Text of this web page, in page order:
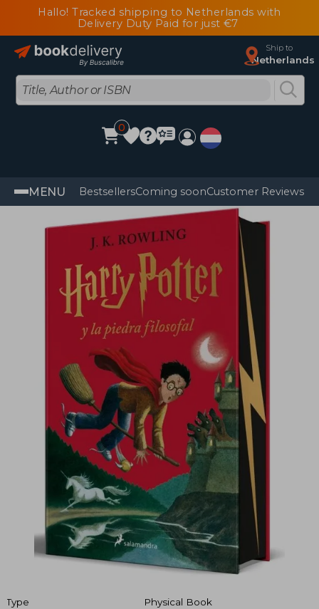
Hallo! Tracked shipping to Netherlands with
Delivery Duty Paid for just €7
Ship to
Netherlands
0
MENU BestsellersComing soonCustomer Reviews
Type
Physical Book